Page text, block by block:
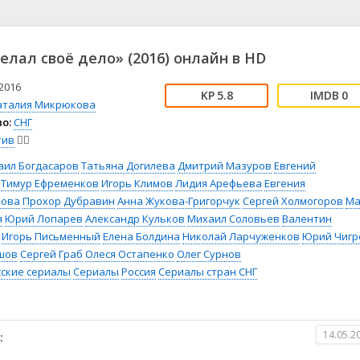
👨‍💼 Новости
🎒 Приключения
тв
👨‍👩‍👧‍👦 Семейный
⚽ Спорт
😱 Ужасы
своё дело» (2016) онлайн в HD
Микрюкова
СНГ
🕵️‍♂️
5.8 0
Богдасаров Татьяна Догилева Дмитрий Мазуров Евгений
Тимур Ефременков Игорь Климов Лидия Арефьева Евгения
Прохор Дубравин Анна Жукова-Григорчук Сергей Холмогоров
Юрий Лопарев Александр Кульков Михаил Соловьев Валентин
Игорь Письменный Елена Болдина Николай Ларчуженков Юрий
Сергей Граб Олеся Остапенко Олег Сурнов
сериалы Сериалы Россия Сериалы стран СНГ